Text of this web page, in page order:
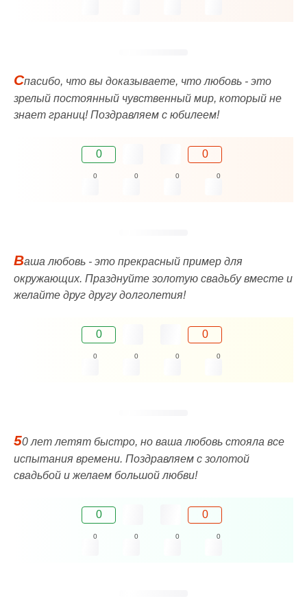
Спасибо, что вы доказываете, что любовь - это
зрелый постоянный чувственный мир, который не
знает границ! Поздравляем с юбилеем!
0 0
0 0 0 0
Ваша любовь - это прекрасный пример для
окружающих. Празднуйте золотую свадьбу вместе и
желайте друг другу долголетия!
0 0
0 0 0 0
50 лет летят быстро, но ваша любовь стояла все
испытания времени. Поздравляем с золотой
свадьбой и желаем большой любви!
0 0
0 0 0 0